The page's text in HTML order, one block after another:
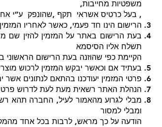
משפטיות מחייבות,
, בעל כרטיס אשראי תקף ,שהונפק ע”י
הרישום הינו חד פעמי, כאשר לאחריו
בעת הרישום באתר על המזמין להזין שם
תשלח אליו הסיסמא
הקיימת כפי שהוזנה בעת הרישום
בעתיד אם וכאשר יבקש המזמין לרכוש
פרטי המזמין יעודכנו בהתאם לנתונים אשר
הנהלת האתר רשאית מעת לעת לדרוש פרטי
מבלי לגרוע מהאמור לעיל, החברה תהא
ומבלי למסור
הודעה על כך מראש, לרבות בכל אחד